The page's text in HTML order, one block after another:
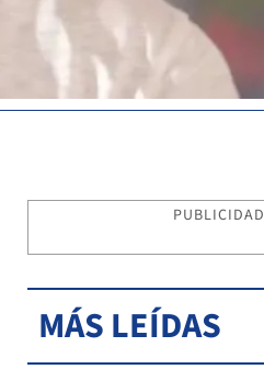
PUBLICIDAD
MÁS LEÍDAS